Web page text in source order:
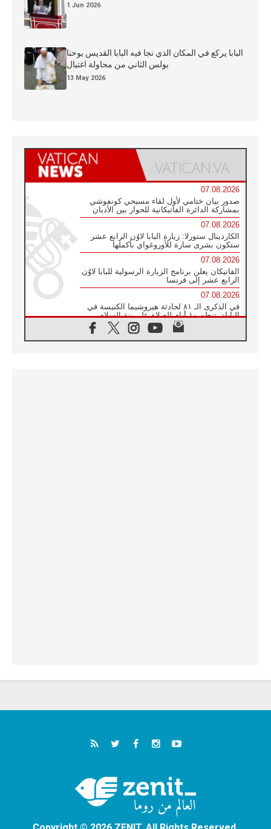
1 Jun 2026
البابا يركع في المكان الذي نجا فيه البابا القديس يوحنا
بولس الثاني من محاولة اغتيال
13 May 2026
07.08.2026
صدور بيان ختامي لأول لقاء مسيحي كونفوشي
بمشاركة الدائرة الفاتيكانية للحوار بين الأديان
07.08.2026
الكاردينال ستورلا: زيارة البابا لاوُن الرابع عشر
ستكون بشرى سارة للأوروغواي بأكملها
07.08.2026
الفاتيكان يعلن برنامج الزيارة الرسولية للبابا لاوُن
الرابع عشر إلى فرنسا
07.08.2026
في الذكرى الـ ٨١ لحادثة هيروشيما الكنيسة في
اليابان تنظم ١٠ أيام للصلاة على نية السلام
الكنيسة في الأوروغواي: زيارة البابا ستعزز